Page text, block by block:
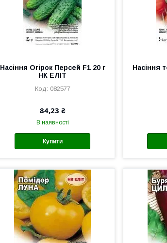
Насіння Огірок Персей F1 20 г
НК ЕЛІТ
082577
84,23 ₴
В наявності
Купити
Насіння